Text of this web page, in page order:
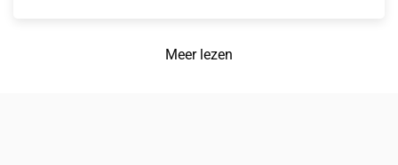
Meer lezen